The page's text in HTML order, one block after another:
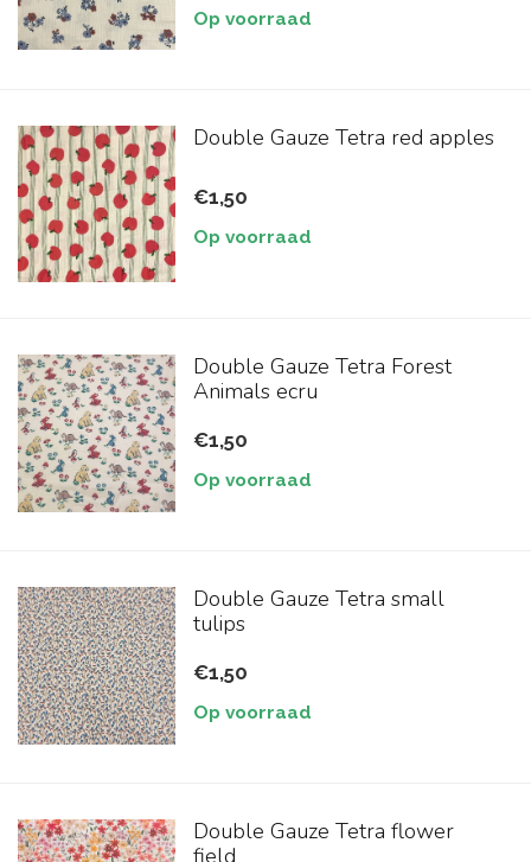
Op voorraad
Double Gauze Tetra red apples
€1,50
Op voorraad
Double Gauze Tetra Forest
Animals ecru
€1,50
Op voorraad
Double Gauze Tetra small
tulips
€1,50
Op voorraad
Double Gauze Tetra flower